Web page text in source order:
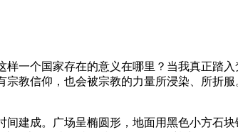
一个国家存在的意义在哪里？当我真正踏
教信仰，也会被宗教的力量所浸染、所折
建成。广场呈椭圆形，地面用黑色小方石